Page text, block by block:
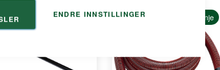
ENDRE INNSTILLINGER Kampanje